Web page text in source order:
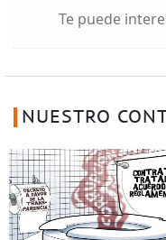
Te puede
NUESTRO